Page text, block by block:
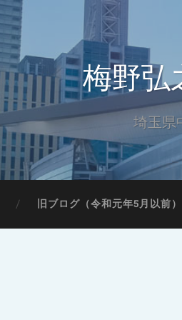
梅野
埼玉県
旧ブログ（令和元年5月以前）